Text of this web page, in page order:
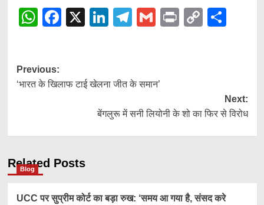
WhatsApp
Facebook
X LinkedIn
Telegram
Gmail
Print
Copy
Post
navigation
Previous:
‘भारत के खिलाफ टाई खेलना जीत के समान’
Next:
बेंगलुरू में सनी लियोनी के शो का फिर से विरोध
Related Posts
Blog
UCC पर सुप्रीम कोर्ट का बड़ा रुख: ‘समय आ गया है, संसद करे